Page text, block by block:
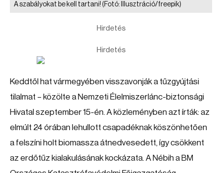
A szabályokat be kell tartani! (Fotó: Illusztráció/freepik)
Hirdetés
Hirdetés
Keddtől hat vármegyében visszavonják a tűzgyújtási
tilalmat – közölte a Nemzeti Élelmiszerlánc-biztonsági
Hivatal szeptember 15-én. A közleményben azt írták: az
elmúlt 24 órában lehullott csapadéknak köszönhetően
a felszíni holt biomassza átnedvesedett, így csökkent
az erdőtűz kialakulásának kockázata. A Nébih a BM